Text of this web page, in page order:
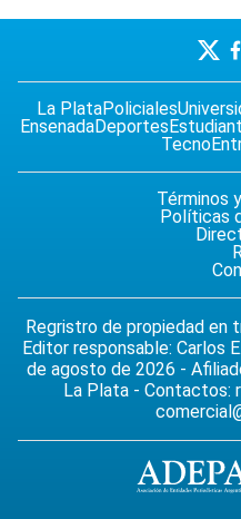
La PlataPoliciales
EnsenadaDeportes
Tecno
Términos
Políticas
Regristro de propiedad en
Editor responsable: Carlos
de agosto de 2026 -
La Plata - Contactos: